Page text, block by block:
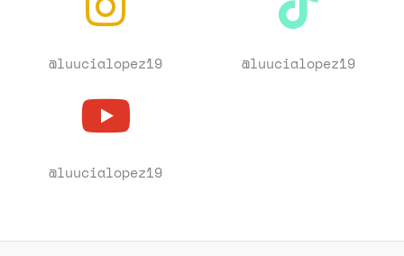
@luucialopez19 @luucialopez19
@luucialopez19